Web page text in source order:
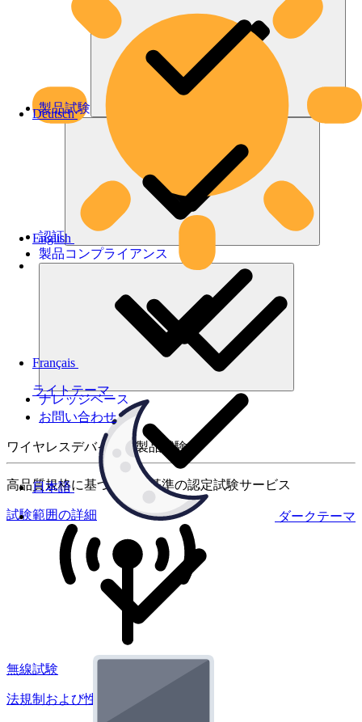
ライトテーマ
ダークテーマ
Deutsch
English
Français
日本語
製品試験
認証
製品コンプライアンス
ナレッジベース
お問い合わせ
ワイヤレスデバイスの製品試験
高品質規格に基づく国際基準の認定試験サービス
試験範囲の詳細
無線試験
法規制および性能試験